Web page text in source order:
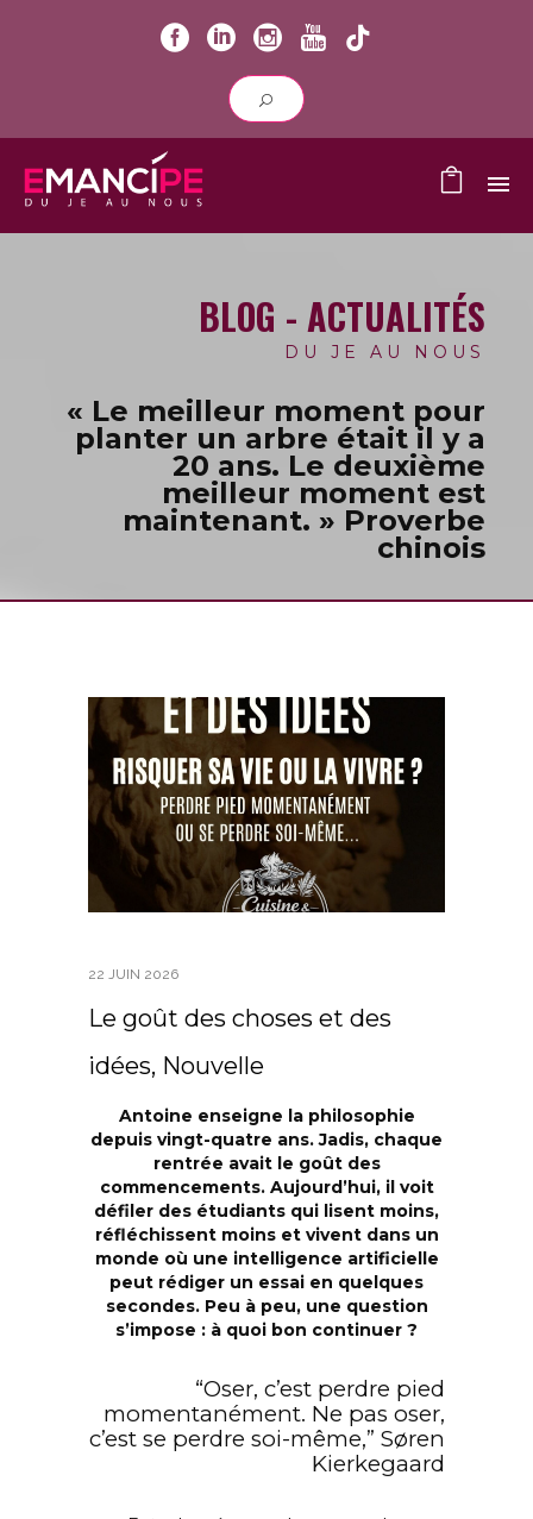
BLOG - ACTUALITÉS
DU JE AU NOUS
« Le meilleur moment pour
planter un arbre était il y a
20 ans. Le deuxième
meilleur moment est
maintenant. » Proverbe
chinois
22 JUIN 2026
Le goût des choses et des
idées, Nouvelle
Antoine enseigne la philosophie
depuis vingt-quatre ans. Jadis, chaque
rentrée avait le goût des
commencements. Aujourd’hui, il voit
défiler des étudiants qui lisent moins,
réfléchissent moins et vivent dans un
monde où une intelligence artificielle
peut rédiger un essai en quelques
secondes. Peu à peu, une question
s’impose : à quoi bon continuer ?
“Oser, c’est perdre pied
momentanément. Ne pas oser,
c’est se perdre soi-même,” Søren
Kierkegaard